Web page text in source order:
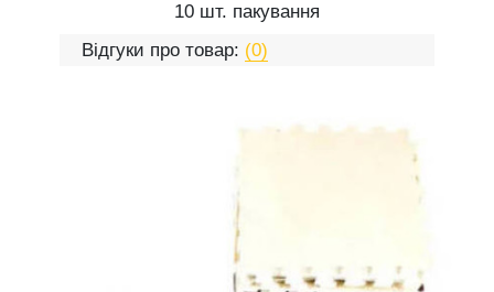
10 шт. пакування
Відгуки про товар: (0)